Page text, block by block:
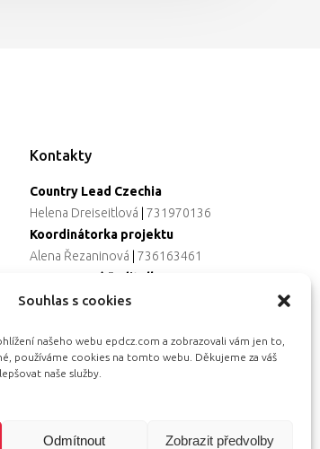
Souhlas s cookies
našeho webu epdcz.com a zobrazovali vám jen to,
používáme cookies na tomto webu. Děkujeme za váš
naše služby.
Odmítnout Zobrazit předvolby
Kontakty
Country Lead Czechia
Helena Dreiseitlová |731970136
Koordinátorka projektu
Alena Řezaninová |736163461
Programová ředitelka
Jana Černoušková
Eva Primus Kovandová|602646688
Komunikace & PR